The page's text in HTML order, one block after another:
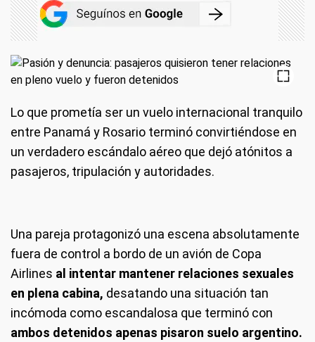
Lo que prometía ser un vuelo internacional tranquilo
entre Panamá y Rosario terminó convirtiéndose en
un verdadero escándalo aéreo que dejó atónitos a
pasajeros, tripulación y autoridades.
Una pareja protagonizó una escena absolutamente
fuera de control a bordo de un avión de Copa
Airlines al intentar mantener relaciones sexuales
en plena cabina, desatando una situación tan
incómoda como escandalosa que terminó con
ambos detenidos apenas pisaron suelo argentino.